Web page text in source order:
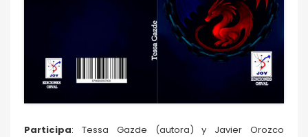
Participa: Tessa Gazde (autora) y Javier Orozco